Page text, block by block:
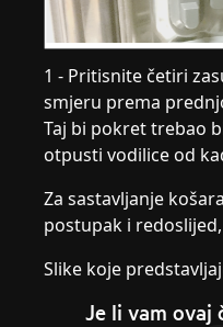
1 - Pritisnite četiri
smjeru prema
Taj bi pokret trebao
otpusti vodilice od
Za sastavljanje
postupak i
Slike koje
Je li vam ovaj